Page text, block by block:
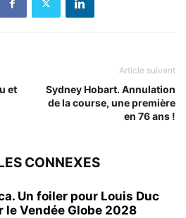
et
Article suivant
Sydney Hobart. Annulation
de la course, une première
en 76 ans !
CONNEXES
Un foiler pour Louis Duc
le Vendée Globe 2028